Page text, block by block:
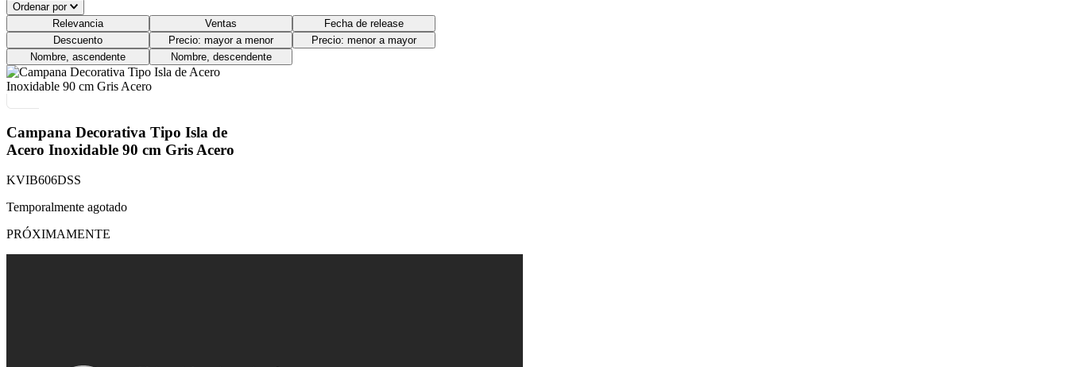
Ordenar por
Relevancia
Ventas
Fecha de release
Descuento
Precio: mayor a menor
Precio: menor a mayor
Nombre, ascendente
Nombre, descendente
Campana Decorativa Tipo Isla de
Acero Inoxidable 90 cm Gris Acero
KVIB606DSS
Temporalmente agotado
PRÓXIMAMENTE